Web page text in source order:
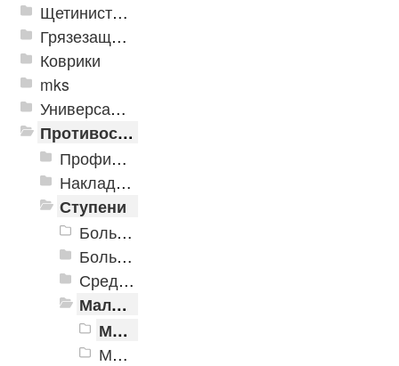
Щетинистые покрытия
Грязезащитные, влаговпитывающие покрытия
Коврики
mks
Универсальные модульные покрытия
Противоскользящая защита для лестниц, профили, ленты
Профили алюминиевые с резиновой вставкой
Накладки противоскользящие резиновые
Ступени
Большая проступь (Классика)
Большая облегченная проступь
Средняя проступь
Малая облегченная проступь
Малая облегченная проступь Индия
Малая облегченная проступь Россия 900х300х30мм